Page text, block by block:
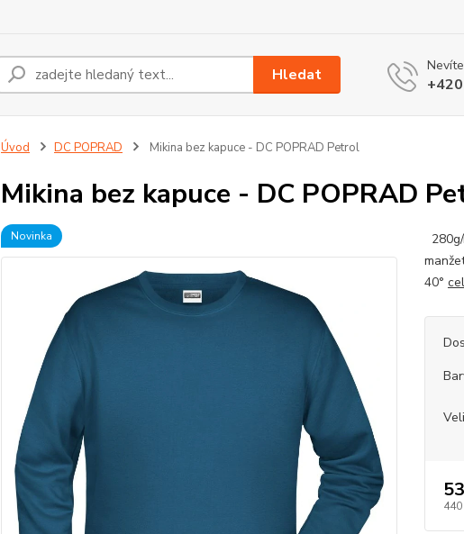
Hledat
Úvod DC POPRAD Mikina bez kapuce - DC POPRAD Petrol
Mikina bez kapuce - DC POPRAD
Novinka
40°
440